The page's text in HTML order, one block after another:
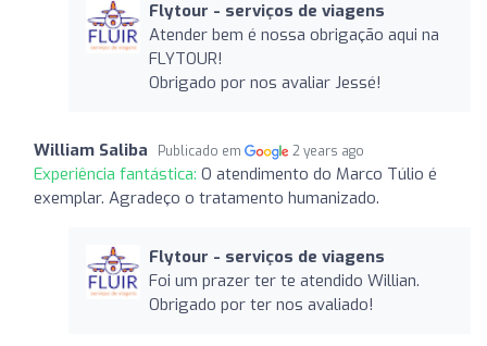
Flytour - serviços de viagens
Atender bem é nossa obrigação aqui na
FLYTOUR!
Obrigado por nos avaliar Jessé!
William Saliba Publicado em 2 years ago
Experiência fantástica: O atendimento do Marco Túlio é
exemplar. Agradeço o tratamento humanizado.
Flytour - serviços de viagens
Foi um prazer ter te atendido Willian.
Obrigado por ter nos avaliado!